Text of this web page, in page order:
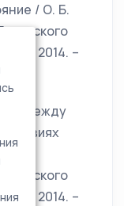
/ О. Б.
– 2014. –
между
– 2014. –